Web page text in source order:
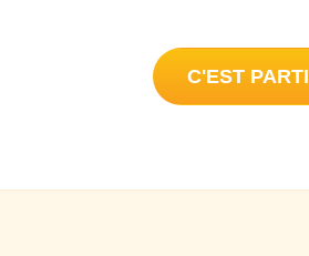
C'EST PARTI